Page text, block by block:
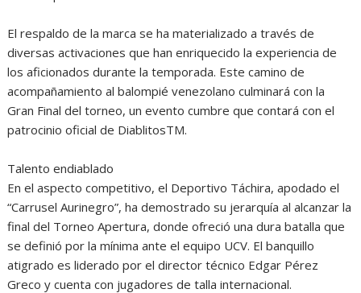
El respaldo de la marca se ha materializado a través de
diversas activaciones que han enriquecido la experiencia de
los aficionados durante la temporada. Este camino de
acompañamiento al balompié venezolano culminará con la
Gran Final del torneo, un evento cumbre que contará con el
patrocinio oficial de DiablitosTM.
Talento endiablado
En el aspecto competitivo, el Deportivo Táchira, apodado el
“Carrusel Aurinegro”, ha demostrado su jerarquía al alcanzar la
final del Torneo Apertura, donde ofreció una dura batalla que
se definió por la mínima ante el equipo UCV. El banquillo
atigrado es liderado por el director técnico Edgar Pérez
Greco y cuenta con jugadores de talla internacional.